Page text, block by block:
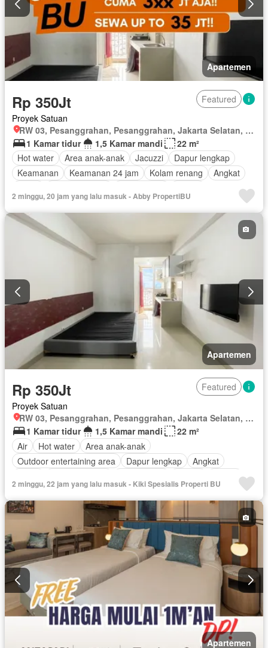
Apartemen
Rp 350Jt
Featured
Proyek Satuan
RW 03, Pesanggrahan, Pesanggrahan, Jakarta Selatan, Daerah Khusus Ibukota Jakarta
1 Kamar tidur
1,5 Kamar mandi
22 m²
Hot water
Area anak-anak Jacuzzi
Dapur lengkap
Keamanan
Keamanan 24 jam Kolam renang
Angkat
Sebagian perabotan
2 minggu, 20 jam yang lalu masuk - Abby PropertiBU
Apartemen
Rp 350Jt
Featured
Proyek Satuan
RW 03, Pesanggrahan, Pesanggrahan, Jakarta Selatan, Daerah Khusus Ibukota Jakarta
1 Kamar tidur
1,5 Kamar mandi
22 m²
Air
Hot water
Area anak-anak
Outdoor entertaining area
Dapur lengkap
Angkat
Sebagian perabotan
2 minggu, 22 jam yang lalu masuk - Kiki Spesialis Properti BU
Apartemen